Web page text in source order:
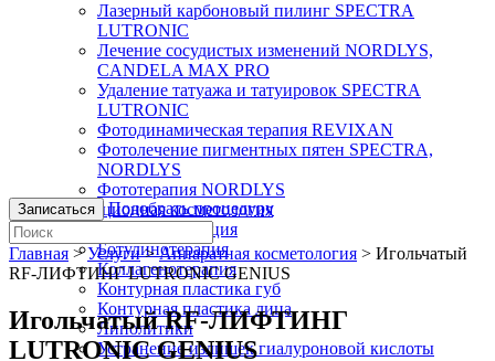
Лазерный карбоновый пилинг SPECTRA
LUTRONIC
Лечение сосудистых изменений NORDLYS,
CANDELA MAX PRO
Удаление татуажа и татуировок SPECTRA
LUTRONIC
Фотодинамическая терапия REVIXAN
Фотолечение пигментных пятен SPECTRA,
NORDLYS
Фототерапия NORDLYS
Инъекционная косметология
Биоревитализация
Ботулинотерапия
Коллагенотерапия
Контурная пластика губ
Контурная пластика лица
Липолитики
Устранение излишек гиалуроновой кислоты
Записаться Подобрать процедуру
Главная >Услуги>Аппаратная косметология > Игольчатый
RF-ЛИФТИНГ LUTRONIC GENIUS
Игольчатый RF-ЛИФТИНГ
LUTRONIC GENIUS